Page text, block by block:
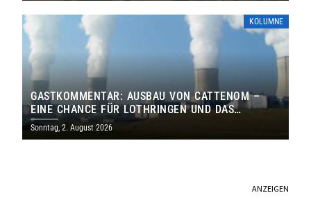
KOLUMNE
GASTKOMMENTAR: AUSBAU VON CATTENOM –
EINE CHANCE FÜR LOTHRINGEN UND DAS
SAARLAND
Sonntag, 2. August 2026
ANZEIGEN